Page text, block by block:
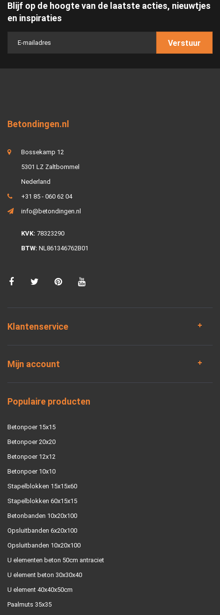
Blijf op de hoogte van de laatste acties, nieuwtjes
en inspiraties
Verstuur
Betondingen.nl
Bossekamp 12
5301 LZ Zaltbommel
Nederland
+31 85 - 060 62 04
info@betondingen.nl
KVK: 78323290
BTW: NL861346762B01
Klantenservice
Mijn account
Populaire producten
Betonpoer 15x15
Betonpoer 20x20
Betonpoer 12x12
Betonpoer 10x10
Stapelblokken 15x15x60
Stapelblokken 60x15x15
Betonbanden 10x20x100
Opsluitbanden 6x20x100
Opsluitbanden 10x20x100
U elementen beton 50cm antraciet
U element beton 30x30x40
U element 40x40x50cm
Paalmuts 35x35